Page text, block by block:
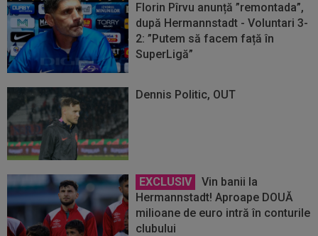
Florin Pîrvu anunță ”remontada”,
după Hermannstadt - Voluntari 3-
2: ”Putem să facem față în
SuperLigă”
Dennis Politic, OUT
EXCLUSIV
Vin banii la
Hermannstadt! Aproape DOUĂ
milioane de euro intră în conturile
clubului